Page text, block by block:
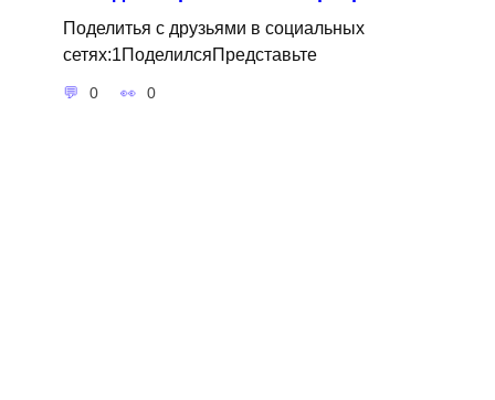
Поделитья с друзьями в социальных
сетях:1ПоделилсяПредставьте
0 0